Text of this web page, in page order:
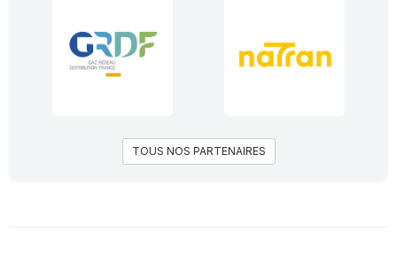
TOUS NOS PARTENAIRES